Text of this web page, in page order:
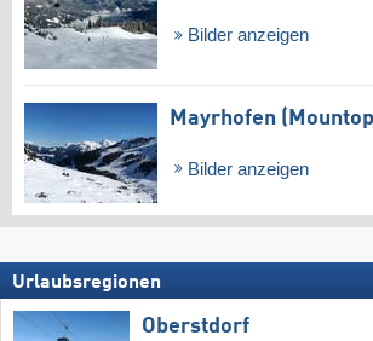
Bilder anzeigen
Mayrhofen
Bilder anzeigen
Urlaubsregionen
Oberstdorf